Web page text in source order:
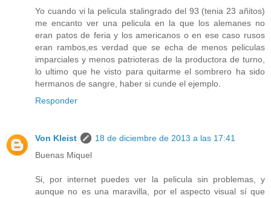
Yo cuando vi la pelicula stalingrado del 93 (tenia 23 añitos)
me encanto ver una pelicula en la que los alemanes no
eran patos de feria y los americanos o en ese caso rusos
eran rambos,es verdad que se echa de menos peliculas
imparciales y menos patrioteras de la productora de turno,
lo ultimo que he visto para quitarme el sombrero ha sido
hermanos de sangre, haber si cunde el ejemplo.
Responder
Von Kleist
18 de diciembre de 2013 a las 17:41
Buenas Miquel
Si, por internet puedes ver la pelicula sin problemas, y
aunque no es una maravilla, por el aspecto visual sí que